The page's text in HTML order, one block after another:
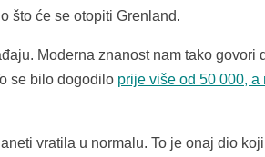
što će se otopiti Grenland.
Moderna znanost nam tako govori
se bilo dogodilo prije više od 50 000, a
vratila u normalu. To je onaj dio koji